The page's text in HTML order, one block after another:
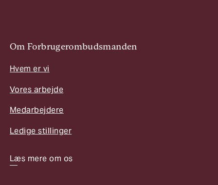
Om Forbrugerombudsmanden
Hvem er vi
Vores arbejde
Medarbejdere
Ledige stillinger
Læs mere om os